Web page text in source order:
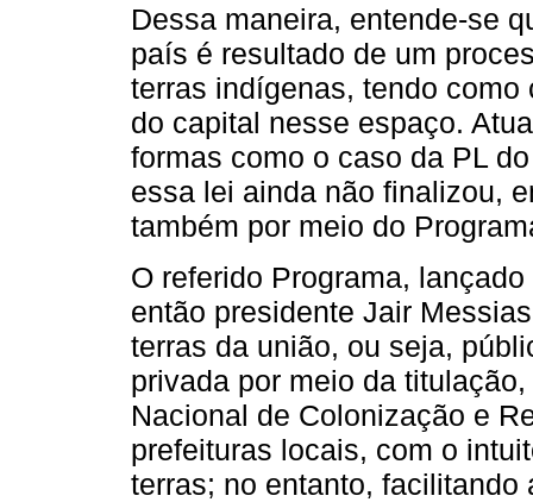
Dessa maneira, entende-se
país é resultado de um
terras indígenas, tendo
do capital nesse espaço.
formas como o caso da PL
essa lei ainda não finalizou,
também por meio do
O referido Programa,
então presidente Jair
terras da união, ou seja,
privada por meio da
Nacional de Colonização e
prefeituras locais, com o
terras; no entanto,